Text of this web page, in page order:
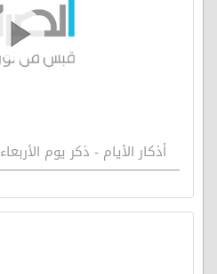
أذكار الأيام - ذكر يوم الأربعاء